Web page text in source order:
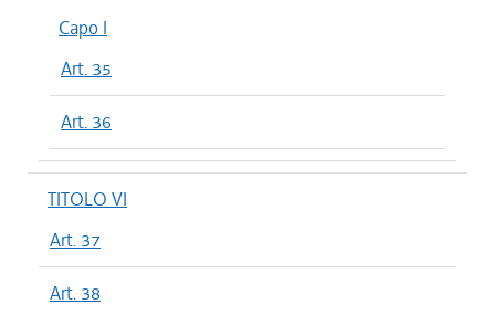
Capo I
Art. 35
Art. 36
TITOLO VI
Art. 37
Art. 38